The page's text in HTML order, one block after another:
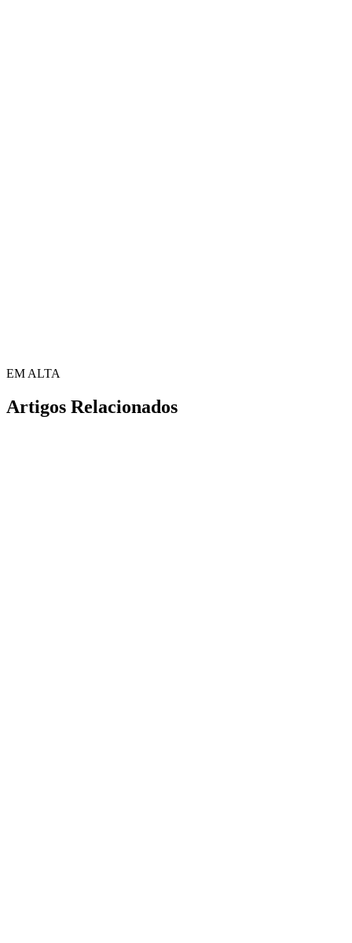
EM ALTA
Artigos Relacionados